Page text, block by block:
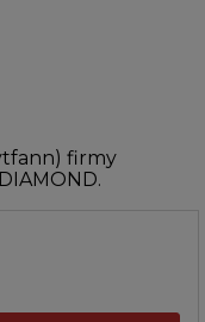
firmy